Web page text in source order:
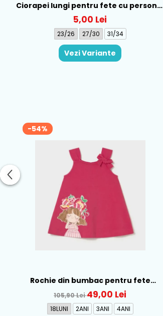
Ciorapei lungi pentru fete cu personaj
LOL - 52-34-315
5,00 Lei
23/26 27/30 31/34
Vezi Variante
-54%
Rochie din bumbac pentru fete
Mayoral, Rosu - 1930-069
105,90 Lei49,00 Lei
18LUNI 2ANI 3ANI 4ANI